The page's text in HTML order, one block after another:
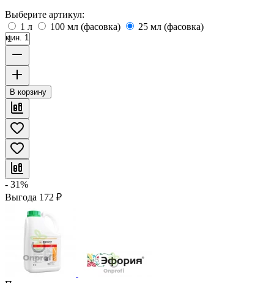
Выберите артикул:
1 л
100 мл (фасовка) 25 мл (фасовка)
мин. 1
В корзину
- 31%
Выгода 172 ₽